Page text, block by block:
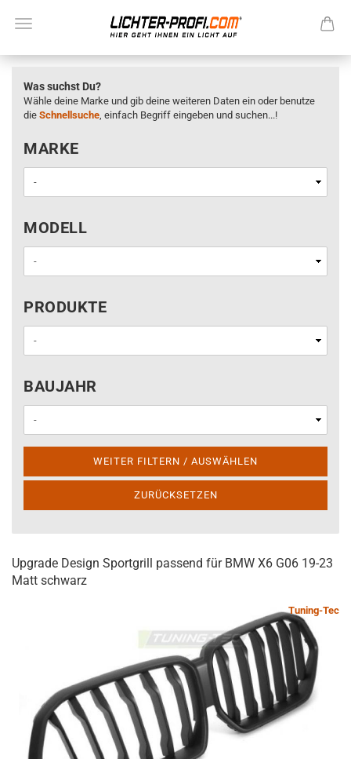
Was suchst Du?
Wähle deine Marke und gib deine weiteren Daten ein oder benutze
die Schnellsuche, einfach Begriff eingeben und suchen...!
MARKE
MARKE
MODELL
MODELL
PRODUKTE
PRODUKTE
BAUJAHR
BAUJAHR
WEITER FILTERN / AUSWÄHLEN
ZURÜCKSETZEN
Upgrade Design Sportgrill passend für BMW X6 G06 19-23
Matt schwarz
Tuning-Tec